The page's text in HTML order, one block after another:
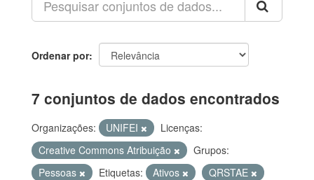
Ordenar por
7 conjuntos de dados encontrados
Organizações: UNIFEI
Licenças:
Creative Commons Atribuição
Grupos:
Pessoas
Etiquetas: Ativos
QRSTAE